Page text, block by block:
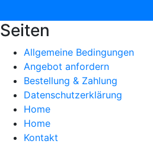
Seiten
Allgemeine Bedingungen
Angebot anfordern
Bestellung & Zahlung
Datenschutzerklärung
Home
Home
Kontakt